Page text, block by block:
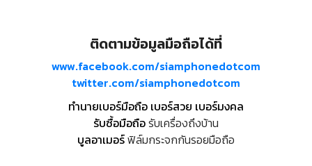
ติดตามข้อมูลมือถือได้ที่
www.facebook.com/siamphonedotcom
twitter.com/siamphonedotcom
ทำนายเบอร์มือถือ เบอร์สวย เบอร์มงคล
รับซื้อมือถือรับเครื่องถึงบ้าน
บูลอาเมอร์ฟิล์มกระจกกันรอยมือถือ